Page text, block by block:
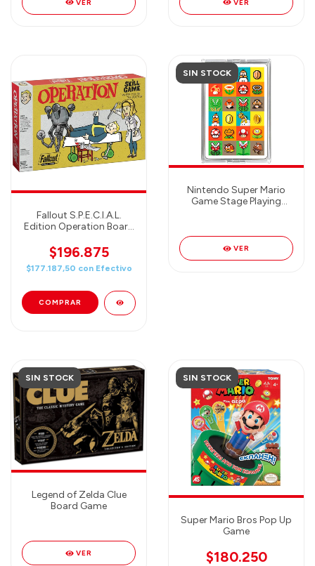
VER VER
Fallout S.P.E.C.I.A.L.
Edition Operation Board
$196.875
$177.187,50 con Efectivo
SIN STOCK
Nintendo Super Mario
Game Stage Playing
VER
SIN STOCK
Legend of Zelda Clue
Board Game
VER
SIN STOCK
Super Mario Bros Pop Up
Game
$180.250